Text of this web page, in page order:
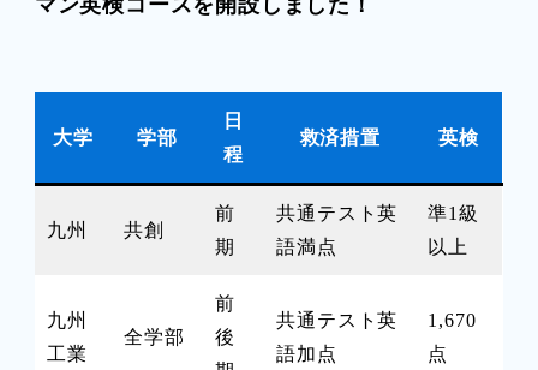
大学 学部
日
程
救済措置 英検
九州 共創
前
期
共通テスト英
語満点
準1級
以上
九州
工業
全学部
前
後
共通テスト英
語加点
1,670
点